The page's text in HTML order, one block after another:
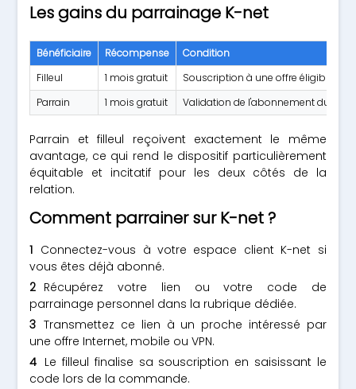
Les gains du parrainage K-net
Bénéficiaire Récompense
Condition
Filleul
1 mois gratuit
Souscription à une offre éligible via
Parrain
1 mois gratuit Validation de l'abonnement du
Parrain et filleul reçoivent exactement le même
avantage, ce qui rend le dispositif particulièrement
équitable et incitatif pour les deux côtés de la
relation.
Comment parrainer sur K-net ?
Connectez-vous à votre espace client K-net si
vous êtes déjà abonné.
Récupérez votre lien ou votre code de
parrainage personnel dans la rubrique dédiée.
Transmettez ce lien à un proche intéressé par
une offre Internet, mobile ou VPN.
Le filleul finalise sa souscription en saisissant le
code lors de la commande.